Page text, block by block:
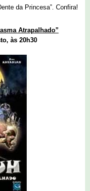
da Princesa”. Confira!
Atrapalhado”
às 20h30